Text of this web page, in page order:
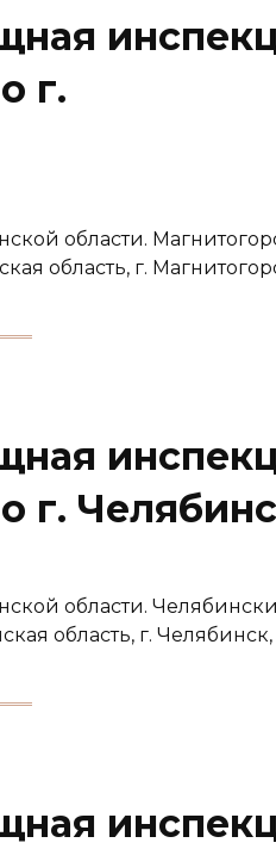
г.
области.
область, г.
г.
области.
область, г. Челябинск,